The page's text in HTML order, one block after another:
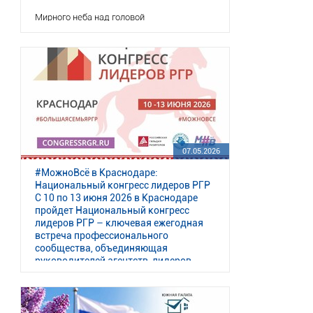
Конгресс откроет Пленарное заседание
«Куда идет рынок, какие вызовы стоят
перед отраслью, как меняются доверие,
стандарты и партнерство».
В рамках деловой программы участники
обсудят стратегию развития агентств
недвижимости, актуальные тенденции
рынка, вопросы командообразования,
digital и маркетинга, а также инструменты
управления и практические решения для
роста бизнеса.
Помимо деловой программы:
Мирного неба над головой
07.05.2026
#МожноВсё в Краснодаре:
Национальный конгресс лидеров РГР
С 10 по 13 июня 2026 в Краснодаре
пройдет Национальный конгресс
лидеров РГР – ключевая ежегодная
встреча профессионального
сообщества, объединяющая
руководителей агентств, лидеров
#МожноВсё
в Краснодаре: Национальный
конгресс лидеров РГР С 10 по 13 июня